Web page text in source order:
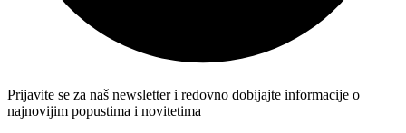
Prijavite se za naš newsletter i redovno dobijajte informacije o
najnovijim popustima i novitetima